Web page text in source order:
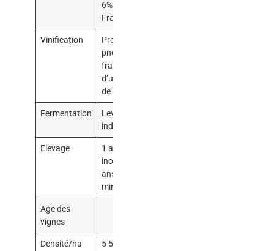
6% Cabernet
Franc
Vinification
Pressurage
pneumatique
fractionné
d’une durée
de 4h
Fermentation
Levure
indigène
Elevage
1 an en cuve
inox puis 5
ans de latte
minimum
Age des
vignes
Densité/ha
5 500